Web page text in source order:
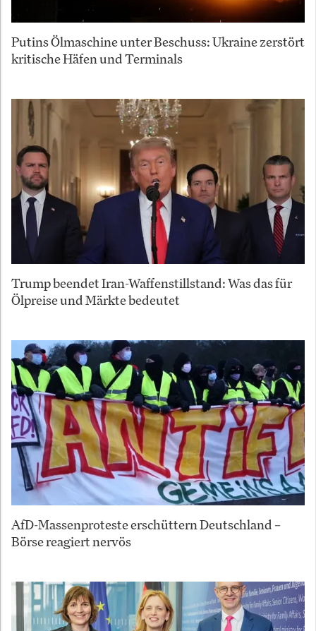
Putins Ölmaschine unter Beschuss: Ukraine zerstört
kritische Häfen und Terminals
Trump beendet Iran-Waffenstillstand: Was das für
Ölpreise und Märkte bedeutet
AfD-Massenproteste erschüttern Deutschland –
Börse reagiert nervös